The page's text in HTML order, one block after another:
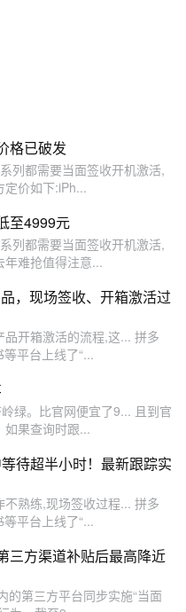
格已破发
列都需要当面签收开机激活,
定价如下:iPh...
至4999元
列都需要当面签收开机激活,
难抢值得注意...
，现场签收、开箱激活过
开箱激活的流程,这... 拼多
平台上线了“...
绿。比官网便宜了9... 且到官
如果查询时跟...
待超半小时！最新跟踪实
熟练,现场签收过程... 拼多
平台上线了“...
三方渠道补贴后最高降近
的第三方平台同步实施“当面